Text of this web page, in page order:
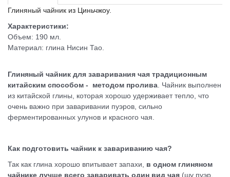
Глиняный чайник из Циньчжоу.
Характеристики:
Объем: 190 мл.
Материал: глина Нисин Тао.
Глиняный чайник для заваривания чая традиционным
китайским способом - методом пролива. Чайник выполнен
из китайской глины, которая хорошо удерживает тепло, что
очень важно при заваривании пуэров, сильно
ферментированных улунов и красного чая.
Как подготовить чайник к завариванию чая?
Так как глина хорошо впитывает запахи, в одном глиняном
чайнике лучше всего заваривать один вид чая (шу пуэр,